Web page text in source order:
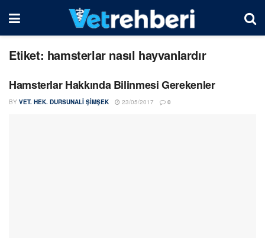
Etiket: hamsterlar nasıl hayvanlardır
Hamsterlar Hakkında Bilinmesi Gerekenler
BY VET. HEK. DURSUNALI ŞIMŞEK 23/05/2017 0